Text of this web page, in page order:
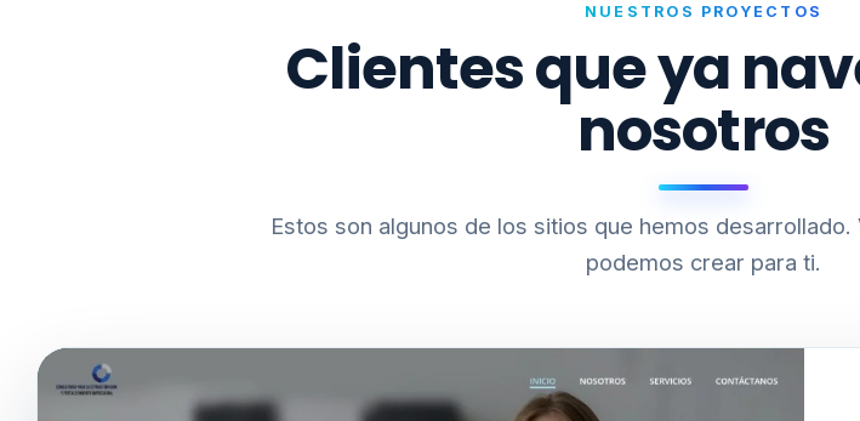
NUESTROS PROYECTOS
Clientes que ya
nosotros
Estos son algunos de los sitios que hemos
podemos crear para ti.